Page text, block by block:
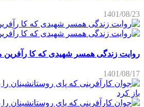
1401/08/23
روایت زندگی همسر شهیدی که کا
1401/08/17